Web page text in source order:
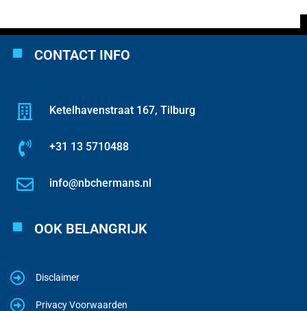
CONTACT INFO
Ketelhavenstraat 167, Tilburg
+31 13 5710488
info@nbchermans.nl
OOK BELANGRIJK
Disclaimer
Privacy Voorwaarden